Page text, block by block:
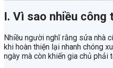
I. Vì sao nhiều
Nhiều người nghĩ rằng sửa nhà
khi hoàn thiện lại nhanh chóng
ngày mà còn khiến gia chủ